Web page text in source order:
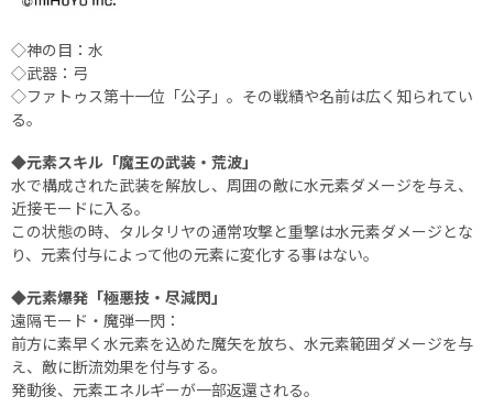
◇神の目：水
◇武器：弓
◇ファトゥス第十一位「公子」。その戦績や名前は広く知られてい
る。
◆元素スキル「魔王の武装・荒波」
水で構成された武装を解放し、周囲の敵に水元素ダメージを与え、
近接モードに入る。
この状態の時、タルタリヤの通常攻撃と重撃は水元素ダメージとな
り、元素付与によって他の元素に変化する事はない。
◆元素爆発「極悪技・尽減閃」
遠隔モード・魔弾一閃：
前方に素早く水元素を込めた魔矢を放ち、水元素範囲ダメージを与
え、敵に断流効果を付与する。
発動後、元素エネルギーが一部返還される。